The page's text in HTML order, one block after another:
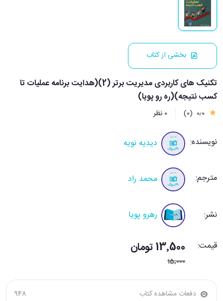
بخشی از کتاب
تکنیک های کاربردی مدیریت برتر (2)(هدایت برنامه عملیات تا
کسب نتیجه)(ره رو پویا)
0٫0 (0) 0 نظر
نویسنده: دیدیه نویه
مترجم: محمد راد
نشر: رهرو پویا
قیمت: 13٬500 تومان
15٬000
دفعات مشاهده کتاب 948